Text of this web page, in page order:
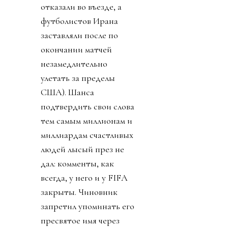
отказали во въезде, а
футболистов Ирана
заставляли после по
окончании матчей
незамедлительно
улетать за пределы
США). Шанса
подтвердить свои слова
тем самым миллионам и
миллиардам счастливых
людей лысый през не
дал: комменты, как
всегда, у него и у FIFA
закрыты. Чиновник
запретил упоминать его
пресвятое имя через